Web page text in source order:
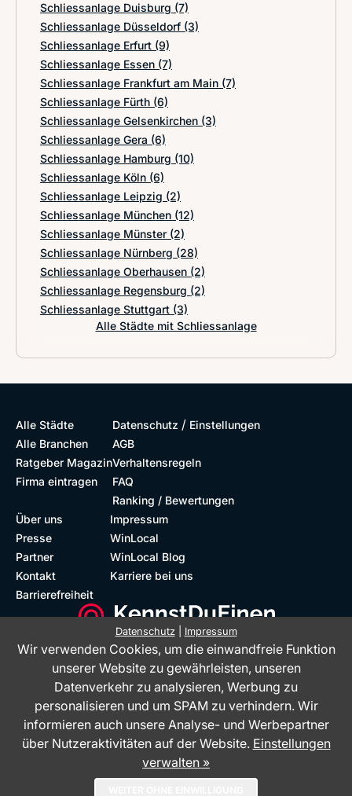
Schliessanlage Duisburg (7)
Schliessanlage Düsseldorf (3)
Schliessanlage Erfurt (9)
Schliessanlage Essen (7)
Schliessanlage Frankfurt am Main (7)
Schliessanlage Fürth (6)
Schliessanlage Gelsenkirchen (3)
Schliessanlage Gera (6)
Schliessanlage Hamburg (10)
Schliessanlage Köln (6)
Schliessanlage Leipzig (2)
Schliessanlage München (12)
Schliessanlage Münster (2)
Schliessanlage Nürnberg (28)
Schliessanlage Oberhausen (2)
Schliessanlage Regensburg (2)
Schliessanlage Stuttgart (3)
Alle Städte mit Schliessanlage
Alle Städte
Alle Branchen
Ratgeber Magazin
Firma eintragen
Datenschutz / Einstellungen
AGB
Verhaltensregeln
FAQ
Ranking / Bewertungen
Über uns
Presse
Partner
Kontakt
Barrierefreiheit
Impressum
WinLocal
WinLocal Blog
Karriere bei uns
Datenschutz| Impressum
Wir verwenden Cookies, um die einwandfreie Funktion
unserer Website zu gewährleisten, unseren
Datenverkehr zu analysieren, Werbung zu
personalisieren und um SPAM zu verhindern. Wir
informieren auch unsere Analyse- und Werbepartner
über Nutzeraktivitäten auf der Website. Einstellungen
verwalten »